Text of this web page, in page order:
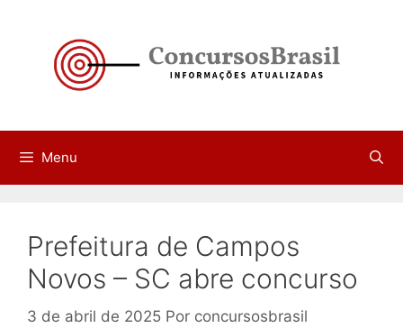
conteúdo
Menu
Prefeitura de Campos
Novos – SC abre concurso
3 de abril de 2025 Por concursosbrasil